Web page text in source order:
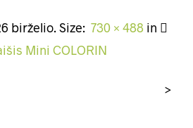
birželio. Size: 730 × 488 in
Mini COLORIN
>